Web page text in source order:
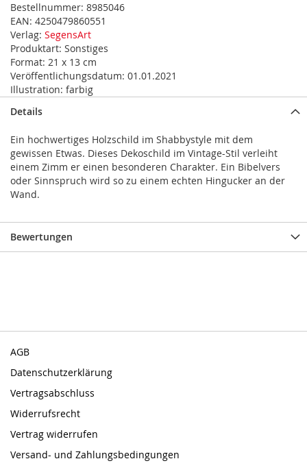
Bestellnummer: 8985046
EAN: 4250479860551
Verlag: SegensArt
Produktart: Sonstiges
Format: 21 x 13 cm
Veröffentlichungsdatum: 01.01.2021
Illustration: farbig
Details
Ein hochwertiges Holzschild im Shabbystyle mit dem
gewissen Etwas. Dieses Dekoschild im Vintage-Stil verleiht
einem Zimm er einen besonderen Charakter. Ein Bibelvers
oder Sinnspruch wird so zu einem echten Hingucker an der
Wand.
Bewertungen
AGB
Datenschutzerklärung
Vertragsabschluss
Widerrufsrecht
Vertrag widerrufen
Versand- und Zahlungsbedingungen